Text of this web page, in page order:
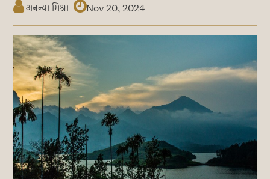
अनन्या मिश्रा Nov 20, 2024